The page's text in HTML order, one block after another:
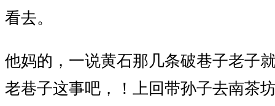
看去。
他妈的，一说黄石那几条破巷子老子
老巷子这事吧，！上回带孙子去南茶